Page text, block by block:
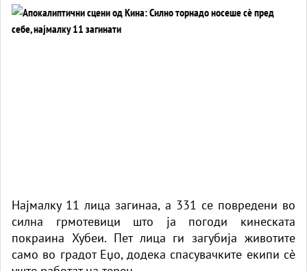
Најмалку 11 лица загинаа, а 331 се повредени во
силна грмотевици што ја погоди кинеската
покраина Хубеи. Пет лица ги загубија животите
само во градот Еџо, додека спасувачките екипи сè